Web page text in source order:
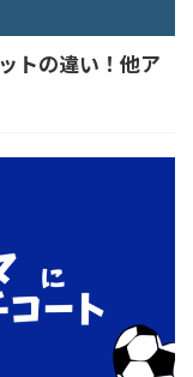
トの違い！他ア